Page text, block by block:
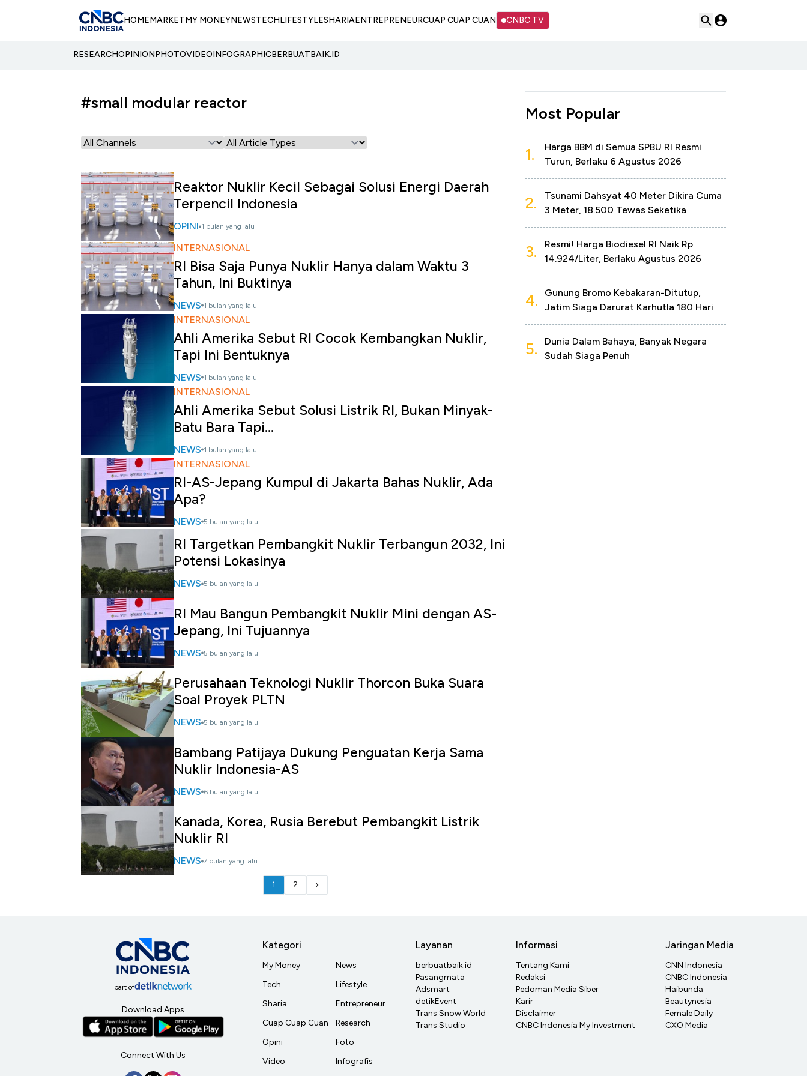
HOMEMARKETMY MONEYNEWSTECHLIFESTYLESHARIAENTREPRENEURCUAP CUAP CUAN CNBC TV
RESEARCHOPINIONPHOTOVIDEOINFOGRAPHICBERBUATBAIK.ID
#small modular reactor
Reaktor Nuklir Kecil Sebagai Solusi Energi Daerah
Terpencil Indonesia
OPINI 1 bulan yang lalu
INTERNASIONAL
RI Bisa Saja Punya Nuklir Hanya dalam Waktu 3
Tahun, Ini Buktinya
NEWS 1 bulan yang lalu
INTERNASIONAL
Ahli Amerika Sebut RI Cocok Kembangkan Nuklir,
Tapi Ini Bentuknya
NEWS 1 bulan yang lalu
INTERNASIONAL
Ahli Amerika Sebut Solusi Listrik RI, Bukan Minyak-
Batu Bara Tapi...
NEWS 1 bulan yang lalu
INTERNASIONAL
RI-AS-Jepang Kumpul di Jakarta Bahas Nuklir, Ada
Apa?
NEWS 5 bulan yang lalu
RI Targetkan Pembangkit Nuklir Terbangun 2032, Ini
Potensi Lokasinya
NEWS 5 bulan yang lalu
RI Mau Bangun Pembangkit Nuklir Mini dengan AS-
Jepang, Ini Tujuannya
NEWS 5 bulan yang lalu
Perusahaan Teknologi Nuklir Thorcon Buka Suara
Soal Proyek PLTN
NEWS 5 bulan yang lalu
Bambang Patijaya Dukung Penguatan Kerja Sama
Nuklir Indonesia-AS
NEWS 6 bulan yang lalu
Kanada, Korea, Rusia Berebut Pembangkit Listrik
Nuklir RI
NEWS 7 bulan yang lalu
1 2
Most Popular
1.
Harga BBM di Semua SPBU RI Resmi
Turun, Berlaku 6 Agustus 2026
2.
Tsunami Dahsyat 40 Meter Dikira Cuma
3 Meter, 18.500 Tewas Seketika
3.
Resmi! Harga Biodiesel RI Naik Rp
14.924/Liter, Berlaku Agustus 2026
4.
Gunung Bromo Kebakaran-Ditutup,
Jatim Siaga Darurat Karhutla 180 Hari
5.
Dunia Dalam Bahaya, Banyak Negara
Sudah Siaga Penuh
part of
Download Apps
Connect With Us
Kategori
My Money
Tech
Sharia
Cuap Cuap Cuan
Opini
Video
News
Lifestyle
Entrepreneur
Research
Foto
Infografis
Layanan
berbuatbaik.id
Pasangmata
Adsmart
detikEvent
Trans Snow World
Trans Studio
Informasi
Tentang Kami
Redaksi
Pedoman Media Siber
Karir
Disclaimer
CNBC Indonesia My Investment
Jaringan Media
CNN Indonesia
CNBC Indonesia
Haibunda
Beautynesia
Female Daily
CXO Media